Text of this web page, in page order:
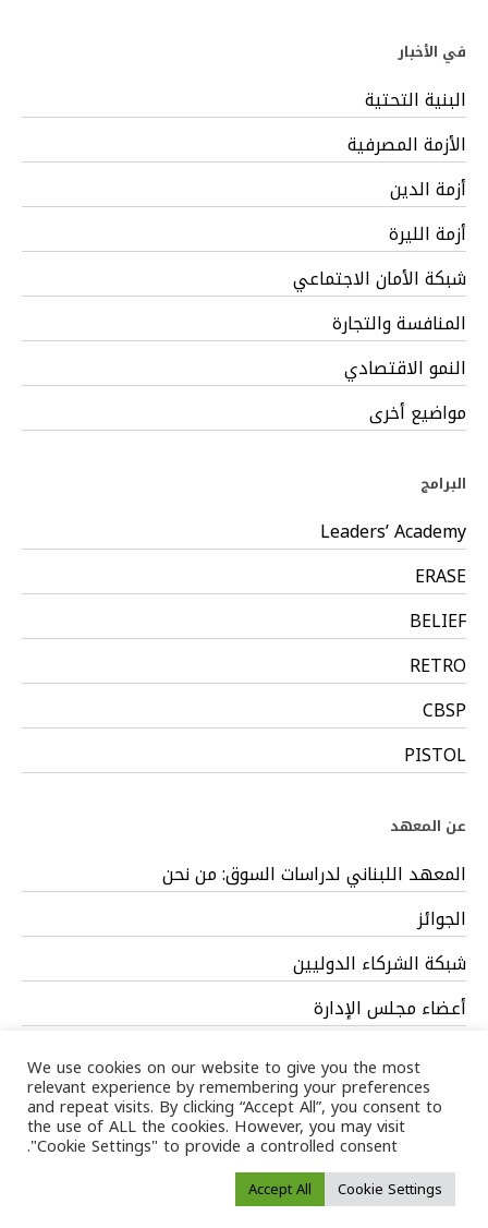
في الأخبار
البنية التحتية
الأزمة المصرفية
أزمة الدين
أزمة الليرة
شبكة الأمان الاجتماعي
المنافسة والتجارة
النمو الاقتصادي
مواضيع أخرى
البرامج
Leaders’ Academy
ERASE
BELIEF
RETRO
CBSP
PISTOL
عن المعهد
المعهد اللبناني لدراسات السوق: من نحن
الجوائز
شبكة الشركاء الدوليين
أعضاء مجلس الإدارة
/ LIMS © 2024 All Rights Reserved /Terms of
service
We use cookies on our website to give you the most
relevant experience by remembering your preferences
and repeat visits. By clicking “Accept All”, you consent to
the use of ALL the cookies. However, you may visit
"Cookie Settings" to provide a controlled consent.
Cookie Settings
Accept All